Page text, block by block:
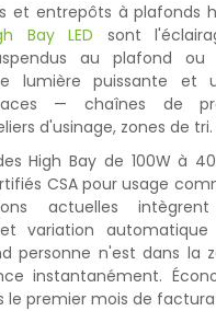
et entrepôts à plafonds
Bay LED sont
au plafond ou
lumière puissante et
— chaînes de
d'usinage, zones de tri.
High Bay de 100W à
CSA pour usage
actuelles
variation
personne n'est dans la
instantanément.
le premier mois de